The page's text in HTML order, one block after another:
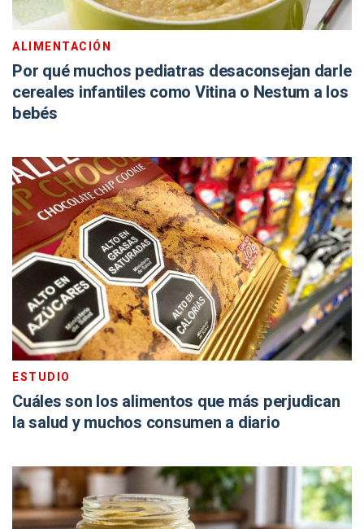
ALIMENTACIÓN
Por qué muchos pediatras desaconsejan darle
cereales infantiles como Vitina o Nestum a los
bebés
ESTUDIO
Cuáles son los alimentos que más perjudican
la salud y muchos consumen a diario